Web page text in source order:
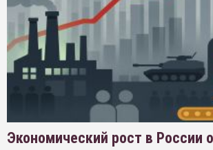
Экономический рост в России